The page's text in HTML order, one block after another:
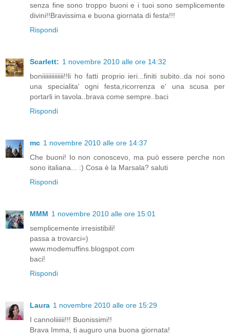
senza fine sono troppo buoni e i tuoi sono semplicemente
divini!!Bravissima e buona giornata di festa!!!
Rispondi
Scarlett: 1 novembre 2010 alle ore 14:32
boniiiiiiiiiiiiii!!li ho fatti proprio ieri...finiti subito..da noi sono
una specialita' ogni festa,ricorrenza e' una scusa per
portarli in tavola..brava come sempre..baci
Rispondi
mc 1 novembre 2010 alle ore 14:37
Che buoni! Io non conoscevo, ma può essere perche non
sono italiana... :) Cosa è la Marsala? saluti
Rispondi
MMM 1 novembre 2010 alle ore 15:01
semplicemente irresistibili!
passa a trovarci=)
www.modemuffins.blogspot.com
baci!
Rispondi
Laura 1 novembre 2010 alle ore 15:29
I cannoliiiiii!!! Buonissimi!!
Brava Imma, ti auguro una buona giornata!